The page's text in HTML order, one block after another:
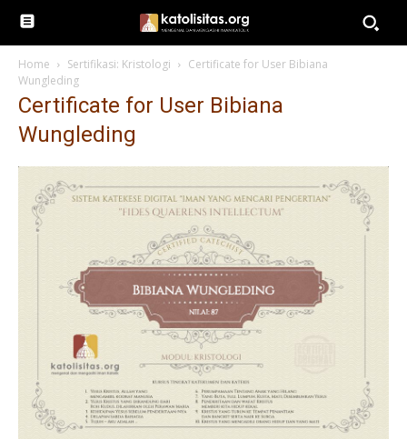
Home Sertifikasi: Kristologi
Certificate for User Bibiana
Wungleding
Certificate for User Bibiana
Wungleding